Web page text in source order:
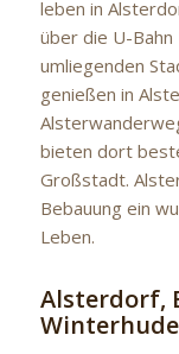
leben in
über die U-
umliegenden
genießen in
bieten dort
Großstadt.
Bebauung ein
Leben.
Alsterdorf,